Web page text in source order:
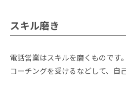
スキル磨き
電話営業はスキルを磨くものです
コーチングを受けるなどして、自